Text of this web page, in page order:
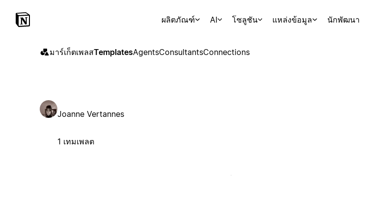
ผลิตภัณฑ์ AI โซลูชัน แหล่งข้อมูล นักพัฒนา
มาร์เก็ตเพลสTemplatesAgentsConsultantsConnections
Joanne Vertannes
1 เทมเพลต